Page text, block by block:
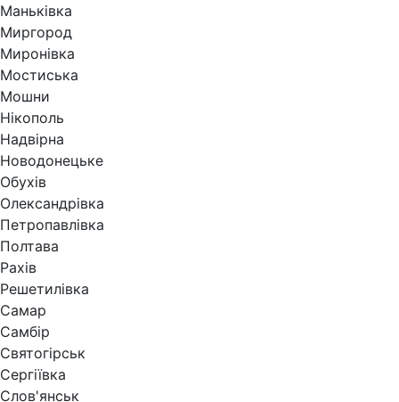
Маньківка
Миргород
Миронівка
Мостиська
Мошни
Нікополь
Надвірна
Новодонецьке
Обухів
Олександрівка
Петропавлівка
Полтава
Рахів
Решетилівка
Самар
Самбір
Святогірськ
Сергіївка
Слов'янськ